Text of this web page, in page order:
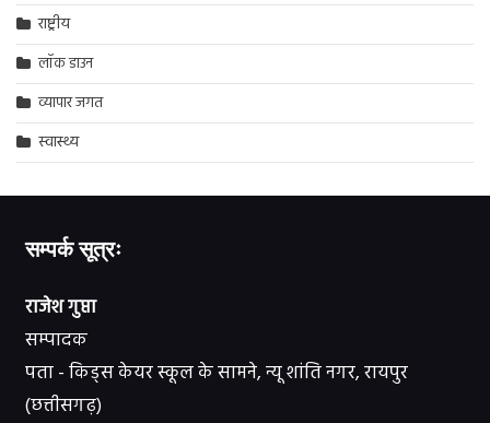
राष्ट्रीय
लॉक डाउन
व्यापार जगत
स्वास्थ्य
सम्पर्क सूत्रः
राजेश गुप्ता
सम्पादक
पता - किड्स केयर स्कूल के सामने, न्यू शांति नगर, रायपुर
(छत्तीसगढ़)